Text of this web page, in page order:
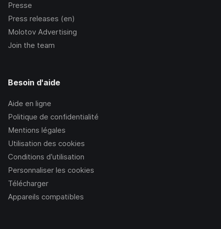
Presse
Press releases (en)
Molotov Advertising
Join the team
Besoin d'aide
Aide en ligne
Politique de confidentialité
Mentions légales
Utilisation des cookies
Conditions d’utilisation
Personnaliser les cookies
Télécharger
Appareils compatibles